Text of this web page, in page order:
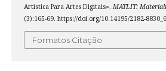
Artística Para Artes Digitais». MATLIT:
(3):165-69. https://doi.org/10.14195/2182-
Formatos Citação